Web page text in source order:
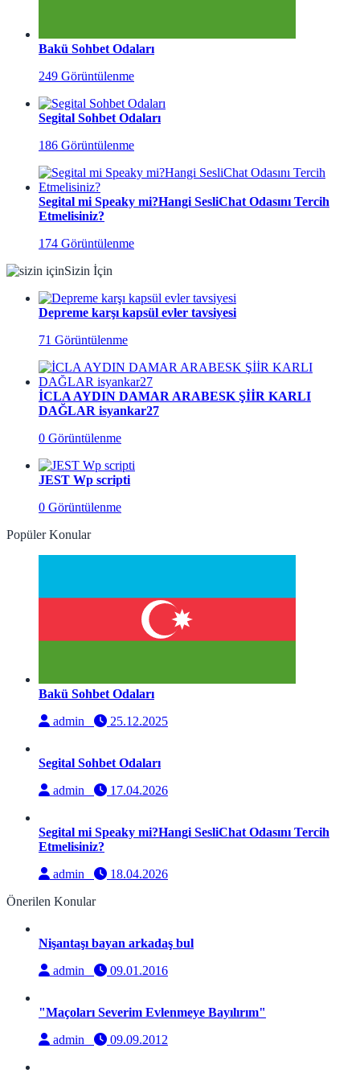
Bakü Sohbet Odaları
249 Görüntülenme
Segital Sohbet Odaları
186 Görüntülenme
Segital mi Speaky mi?Hangi SesliChat Odasını Tercih
Etmelisiniz?
174 Görüntülenme
Sizin İçin
Depreme karşı kapsül evler tavsiyesi
71 Görüntülenme
İCLA AYDIN DAMAR ARABESK ŞİİR KARLI
DAĞLAR isyankar27
0 Görüntülenme
JEST Wp scripti
0 Görüntülenme
Popüler Konular
Bakü Sohbet Odaları
admin
25.12.2025
Segital Sohbet Odaları
admin
17.04.2026
Segital mi Speaky mi?Hangi SesliChat Odasını Tercih
Etmelisiniz?
admin
18.04.2026
Önerilen Konular
Nişantaşı bayan arkadaş bul
admin
09.01.2016
"Maçoları Severim Evlenmeye Bayılırım"
admin
09.09.2012